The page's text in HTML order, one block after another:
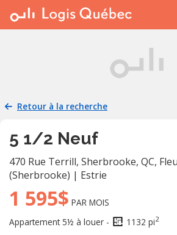
À LOUER
PLACER UNE ANNONCE
RESSOURCES
Retour à la recherche
5 1/2 Neuf
470 Rue Terrill, Sherbrooke, QC,
(Sherbrooke) | Estrie
1 595$ PAR MOIS
Appartement 5½ à louer -
1132 pi2